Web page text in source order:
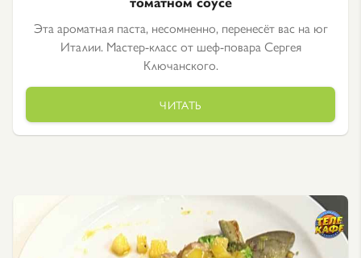
Эта ароматная паста, несомненно, перенесёт вас на юг
Италии. Мастер-класс от шеф-повара Сергея
Ключанского.
ЧИТАТЬ